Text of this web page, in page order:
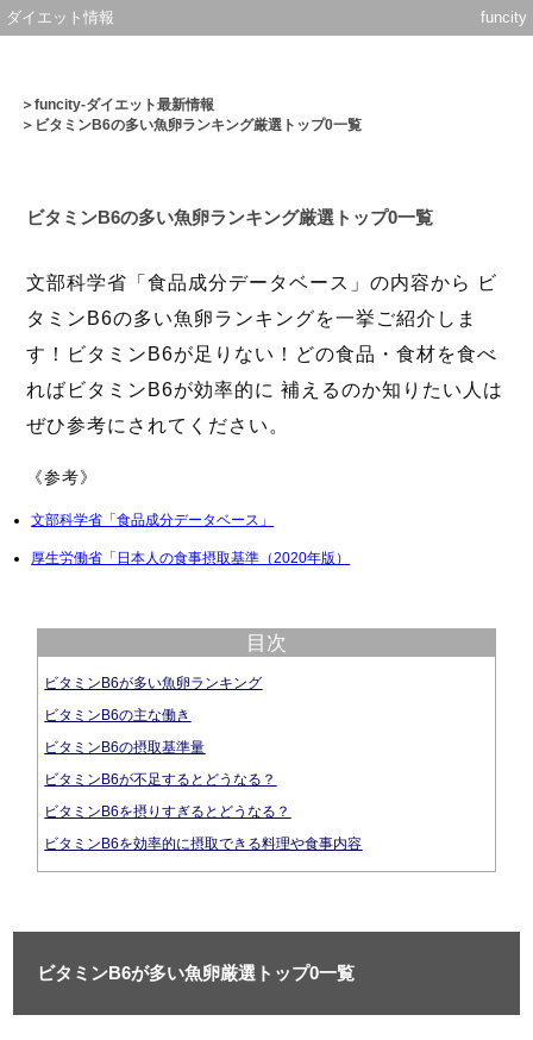
ダイエット情報 funcity
＞funcity-ダイエット最新情報
＞ビタミンB6の多い魚卵ランキング厳選トップ0一覧
ビタミンB6の多い魚卵ランキング厳選トップ0一覧
文部科学省「食品成分データベース」の内容から ビ
タミンB6の多い魚卵ランキングを一挙ご紹介しま
す！ビタミンB6が足りない！どの食品・食材を食べ
ればビタミンB6が効率的に 補えるのか知りたい人は
ぜひ参考にされてください。
《参考》
文部科学省「食品成分データベース」
厚生労働省「日本人の食事摂取基準（2020年版）
目次
ビタミンB6が多い魚卵ランキング
ビタミンB6の主な働き
ビタミンB6の摂取基準量
ビタミンB6が不足するとどうなる？
ビタミンB6を摂りすぎるとどうなる？
ビタミンB6を効率的に摂取できる料理や食事内容
ビタミンB6が多い魚卵厳選トップ0一覧